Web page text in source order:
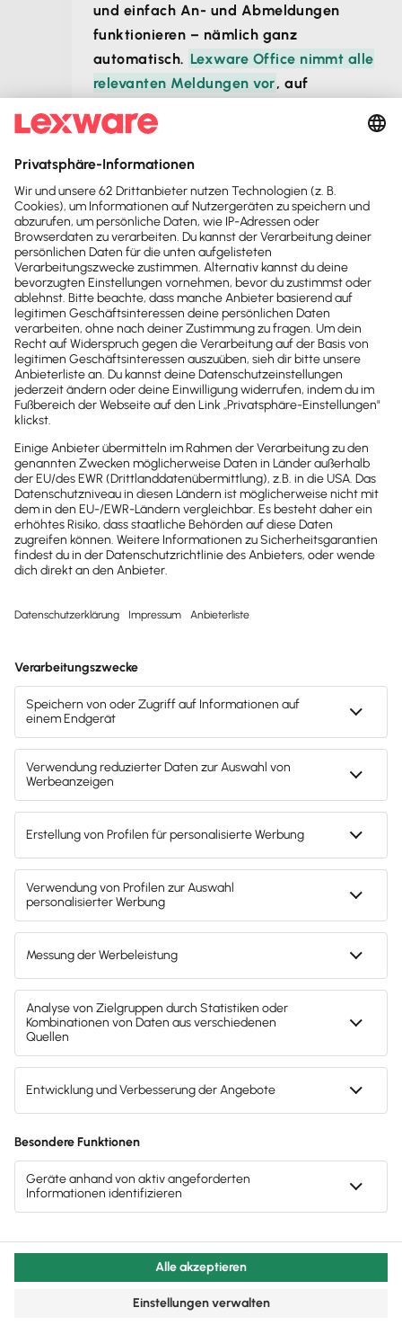
und einfach An- und Abmeldungen
funktionieren – nämlich ganz
automatisch. Lexware Office nimmt alle
relevanten Meldungen vor, auf
kann kaum etwas falsch machen. Auch
die Abrechnung ist innerhalb weniger
diese gute Ergänzung!
Geschäftsführer bei Taxi Krog
Lexware Office Lohn ist verständlich
erklärt und einfach zu handhaben. Es ist
eine preiswerte Lösung gerade auch für
kleine Unternehmen. Da dieses Produkt
eine Online Lösung ist, können wir damit
natürlich auch abschließen und per PDF
Andrea Erdmann
Geschäftsführerin bei Personalberatung
Erdmann
Einsteiger sehr zu empfehlen
durchdachte Software, tolle Usability
und User Experience. Gute Einführung in
Checklisten und wirklich eine
Erleichterung. Kann ich nur jedem
empfehlen, der Lust hat Gehälter selber
abzurechnen.